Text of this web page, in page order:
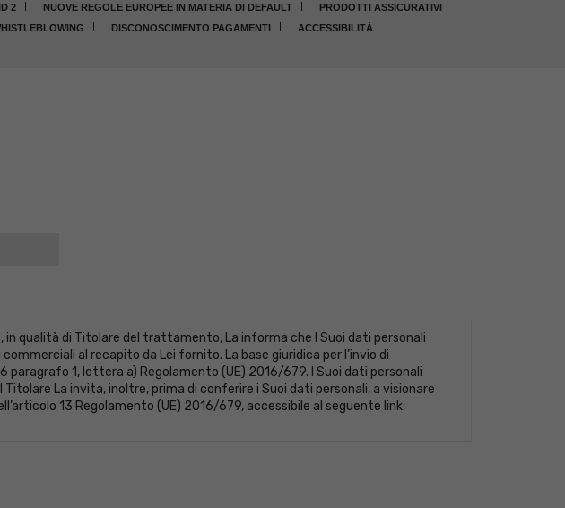
2 NUOVE REGOLE EUROPEE IN MATERIA DI DEFAULT
PRODOTTI ASSICURATIVI
DISCONOSCIMENTO PAGAMENTI
ACCESSIBILITÀ
in qualità di Titolare del trattamento, La informa che I Suoi dati personali
al recapito da Lei fornito. La base giuridica per l’invio di
paragrafo 1, lettera a) Regolamento (UE) 2016/679. I Suoi dati personali
La invita, inoltre, prima di conferire i Suoi dati personali, a visionare
13 Regolamento (UE) 2016/679, accessibile al seguente link: